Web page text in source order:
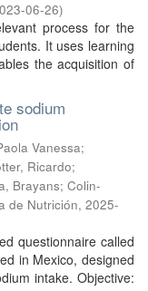
06-26)
process for the
It uses learning
the acquisition of
sodium
Vanessa;
Ricardo;
Brayans; Colin-
de Nutrición, 2025-
questionnaire called
in Mexico, designed
intake. Objective: